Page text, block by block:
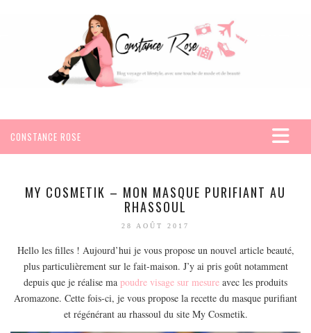
CONSTANCE ROSE
VOYAGES
SEYCHELLES
AMÉRIQUE
MEXIQUE
EUROPE
MY COSMETIK – MON MASQUE PURIFIANT AU
RHASSOUL
28 AOÛT 2017
Hello les filles ! Aujourd’hui je vous propose un nouvel article beauté,
plus particulièrement sur le fait-maison. J’y ai pris goût notamment
depuis que je réalise ma poudre visage sur mesure avec les produits
Aromazone. Cette fois-ci, je vous propose la recette du masque purifiant
et régénérant au rhassoul du site My Cosmetik.